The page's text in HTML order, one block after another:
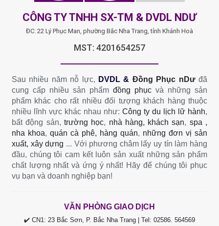
CÔNG TY TNHH SX-TM & DVDL NDƯ
ĐC: 22 Lý Phục Man, phường Bắc Nha Trang, tỉnh Khánh Hoà
MST: 4201654257
Sau nhiều năm nỗ lực, DVDL & Đồng Phục nDưđã
cung cấp nhiều sản phẩm đồng phục và những sản
phẩm khác cho rất nhiều đối tượng khách hàng thuộc
nhiều lĩnh vực khác nhau như: Công ty du lịch lữ hành,
bất động sản, trường học, nhà hàng, khách sạn, spa ,
nha khoa, quán cà phê, hàng quán, những đơn vị sản
xuất, xây dựng ... Với phương châm lấy uy tín làm hàng
đầu, chúng tôi cam kết luôn sản xuất những sản phẩm
chất lượng nhất và ứng ý nhất! Hãy để chúng tôi phục
vụ bạn và doanh nghiệp bạn!
VĂN PHÒNG GIAO DỊCH
✔️ CN1: 23 Bắc Sơn, P. Bắc Nha Trang | Tel: 02586. 564569